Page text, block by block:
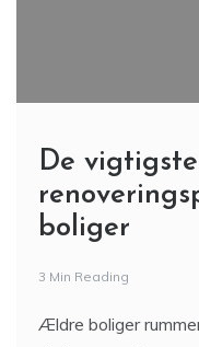
De vigtigste
boliger
3 Min Reading
Ældre boliger